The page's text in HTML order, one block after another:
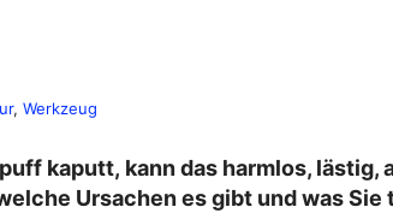
, Werkzeug
kaputt, kann das harmlos, lästig,
Ursachen es gibt und was Sie